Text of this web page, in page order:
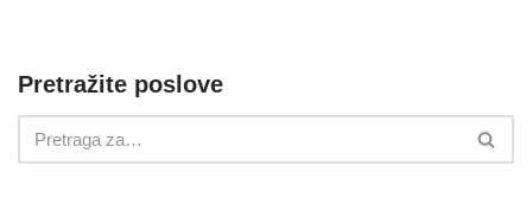
Pretražite poslove